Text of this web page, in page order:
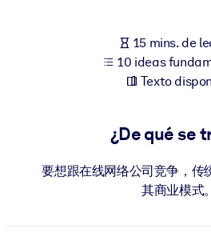
Enriquezca su biblioteca
empresariales confiables y listos
estructurados para mejorar los
15 mins. de
10 ideas
Texto
¿De qué se
要想跟在线网络公司竞争，传
其商业模式。